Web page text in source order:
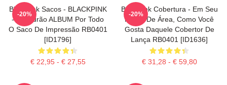
Blackpink Sacos - BLACKPINK
- O Padrão ALBUM Por Todo
O Saco De Impressão RB0401
[ID1796]
€ 22,95 - € 27,55
-20%
Blackpink Cobertura - Em Seu
Piscar De Área, Como Você
Gosta Daquele Cobertor De
Lança RB0401 [ID1636]
€ 31,28 - € 59,80
-20%